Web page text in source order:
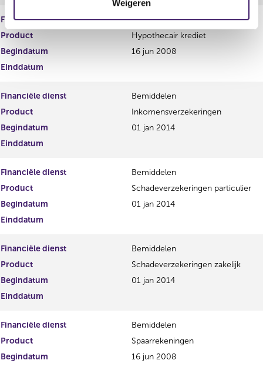
e
Weigeren
Financiële dienst
Bemiddelen
Product
Hypothecair krediet
Begindatum
16 jun 2008
Einddatum
Financiële dienst
Bemiddelen
Product
Inkomensverzekeringen
Begindatum
01 jan 2014
Einddatum
Financiële dienst
Bemiddelen
Product
Schadeverzekeringen particulier
Begindatum
01 jan 2014
Einddatum
Financiële dienst
Bemiddelen
Product
Schadeverzekeringen zakelijk
Begindatum
01 jan 2014
Einddatum
Financiële dienst
Bemiddelen
Product
Spaarrekeningen
Begindatum
16 jun 2008